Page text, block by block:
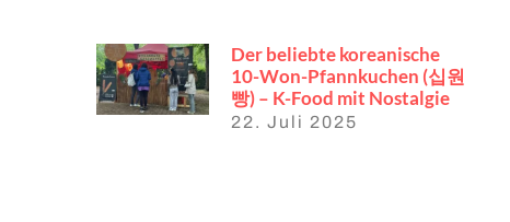
Der beliebte koreanische
10-Won-Pfannkuchen (십원
빵) – K-Food mit Nostalgie
22. Juli 2025